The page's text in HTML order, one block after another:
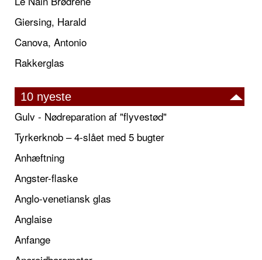
Giersing, Harald
Canova, Antonio
Rakkerglas
10 nyeste
Gulv - Nødreparation af "flyvestød"
Tyrkerknob – 4-slået med 5 bugter
Anhæftning
Angster-flaske
Anglo-venetiansk glas
Anglaise
Anfange